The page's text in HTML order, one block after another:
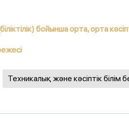
бойынша орта, орта
Техникалық және кәсіптік білім